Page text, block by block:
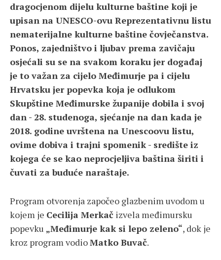
dragocjenom dijelu kulturne baštine koji je
upisan na UNESCO-ovu Reprezentativnu listu
nematerijalne kulturne baštine čovječanstva.
Ponos, zajedništvo i ljubav prema zavičaju
osjećali su se na svakom koraku jer događaj
je to važan za cijelo Međimurje pa i cijelu
Hrvatsku jer popevka koja je odlukom
Skupštine Međimurske županije dobila i svoj
dan - 28. studenoga, sjećanje na dan kada je
2018. godine uvrštena na Unescoovu listu,
ovime dobiva i trajni spomenik - središte iz
kojega će se kao neprocjeljiva baština širiti i
čuvati za buduće naraštaje.
Program otvorenja započeo glazbenim uvodom u
kojem je Cecilija Merkač izvela međimursku
popevku „Međimurje kak si lepo zeleno“, dok je
kroz program vodioMatko Buvač.